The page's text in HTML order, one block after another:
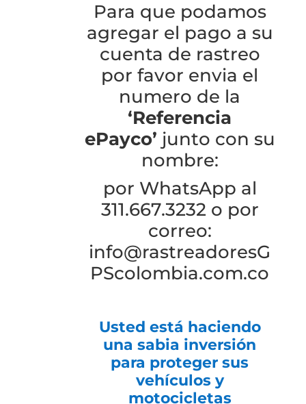
Para que podamos
agregar el pago a su
cuenta de rastreo
por favor envia el
numero de la
‘Referencia
ePayco’ junto con su
nombre:
por WhatsApp al
311.667.3232 o por
correo:
info@rastreadoresG
PScolombia.com.co
Usted está haciendo
una sabia inversión
para proteger sus
vehículos y
motocicletas